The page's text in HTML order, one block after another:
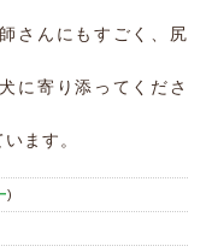
さんにもすごく、尻
に寄り添ってくださ
ます。
)